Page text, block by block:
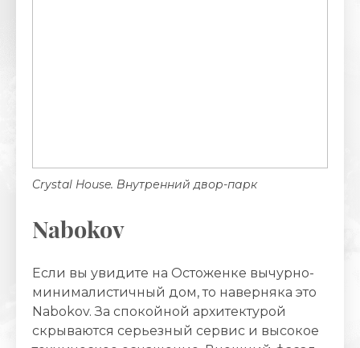
Crystal House. Внутренний двор-парк
Nabokov
Если вы увидите на Остоженке вычурно-
минималистичный дом, то наверняка это
Nabokov. За спокойной архитектурой
скрываются серьезный сервис и высокое